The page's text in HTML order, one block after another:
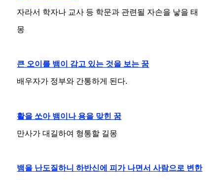
자라서 학자나 교사 등 학문과 관련될 자손을 낳을 태
몽
큰 오이를 뱀이 감고 있는 것을 보는 꿈
배우자가 정부와 간통하게 된다.
활을 쏘아 뱀이나 용을 맞힌 꿈
만사가 대길하여 형통할 길몽
뱀을 난도질하니 하반신에 피가 나면서 사람으로 변한